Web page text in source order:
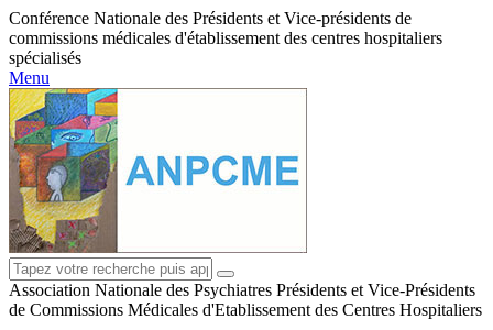
Conférence Nationale des Présidents et Vice-présidents de
commissions médicales d'établissement des centres hospitaliers
spécialisés
Menu
Association Nationale des Psychiatres Présidents et Vice-Présidents
de Commissions Médicales d'Etablissement des Centres Hospitaliers